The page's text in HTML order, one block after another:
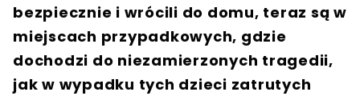
bezpiecznie i wrócili do domu, teraz są w
miejscach przypadkowych, gdzie
dochodzi do niezamierzonych tragedii,
jak w wypadku tych dzieci zatrutych